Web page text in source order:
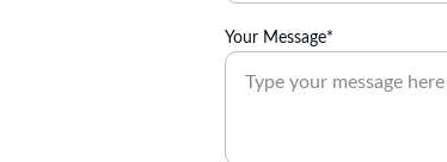
Your Message*